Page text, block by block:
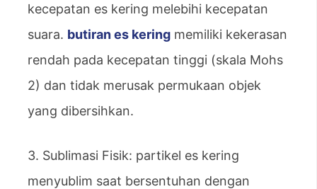
kecepatan es kering melebihi kecepatan
suara. butiran es kering memiliki kekerasan
rendah pada kecepatan tinggi (skala Mohs
2) dan tidak merusak permukaan objek
yang dibersihkan.
3. Sublimasi Fisik: partikel es kering
menyublim saat bersentuhan dengan